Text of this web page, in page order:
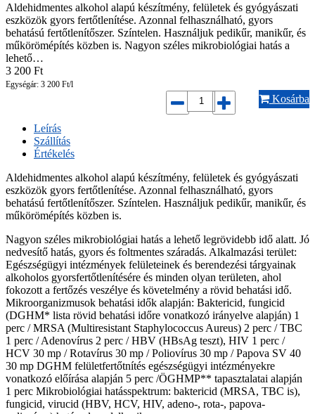
Aldehidmentes alkohol alapú készítmény, felületek és gyógyászati
eszközök gyors fertőtlenítése. Azonnal felhasználható, gyors
behatású fertőtlenítőszer. Színtelen. Használjuk pedikűr, manikűr, és
műkörömépítés közben is. Nagyon széles mikrobiológiai hatás a
lehető…
3 200 Ft
Egységár: 3 200 Ft/l
Kosárba
Leírás
Szállítás
Értékelés
Aldehidmentes alkohol alapú készítmény, felületek és gyógyászati
eszközök gyors fertőtlenítése. Azonnal felhasználható, gyors
behatású fertőtlenítőszer. Színtelen. Használjuk pedikűr, manikűr, és
műkörömépítés közben is.
Nagyon széles mikrobiológiai hatás a lehető legrövidebb idő alatt. Jó
nedvesítő hatás, gyors és foltmentes száradás. Alkalmazási terület:
Egészségügyi intézmények felületeinek és berendezési tárgyainak
alkoholos gyorsfertőtlenítésére és minden olyan területen, ahol
fokozott a fertőzés veszélye és követelmény a rövid behatási idő.
Mikroorganizmusok behatási idők alapján: Baktericid, fungicid
(DGHM* lista rövid behatási időre vonatkozó irányelve alapján) 1
perc / MRSA (Multiresistant Staphylococcus Aureus) 2 perc / TBC
1 perc / Adenovírus 2 perc / HBV (HBsAg teszt), HIV 1 perc /
HCV 30 mp / Rotavírus 30 mp / Poliovírus 30 mp / Papova SV 40
30 mp DGHM felületfertőtnítés egészségügyi intézményekre
vonatkozó előírása alapján 5 perc /ÖGHMP** tapasztalatai alapján
1 perc Mikrobiológiai hatásspektrum: baktericid (MRSA, TBC is),
fungicid, virucid (HBV, HCV, HIV, adeno-, rota-, papova-